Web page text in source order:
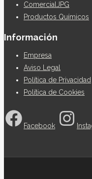
ComercialJPG
Productos Químicos
Información
Empresa
Aviso Legal
Política de Privacidad
Política de Cookies
Facebook